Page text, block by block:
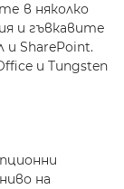
в няколко
и гъвкавите
и SharePoint.
и Tungsten
на